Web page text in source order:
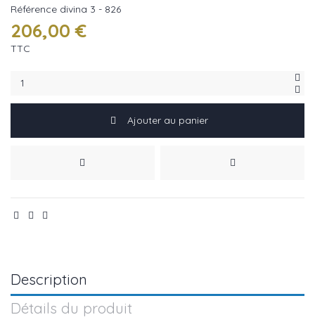
Référence divina 3 - 826
206,00 €
TTC
Ajouter au panier
Description
Détails du produit